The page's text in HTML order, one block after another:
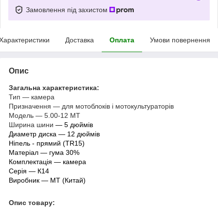
Замовлення під захистом
Доставка Оплата Умови повернення
Опис
Загальна характеристика:
Тип — камера
Призначення — для мотоблоків і мотокультураторів
Модель — 5.00-12 МТ
Ширина шини — 5 дюймів
Диаметр диска — 12 дюймів
Ніпель - прямий (TR15)
Матеріал — гума 30%
Комплектація — камера
Серія — К14
Виробник — МТ (Китай)
Опис товару: